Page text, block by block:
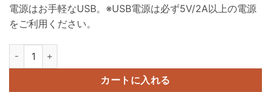
電源はお手軽なUSB。※USB電源は必ず5V/2A以上の電源
をご利用ください。
LED メイクアップライト 個
カートに入れる